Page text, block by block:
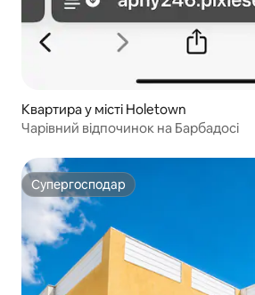
Квартира у місті Holetown
Чарівний відпочинок на Барбадосі
Супергосподар
Супергосподар